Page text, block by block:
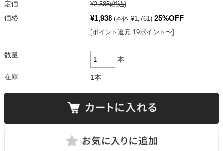
定価: ¥2,585(税込)
価格:
¥1,938 (本体 ¥1,761) 25%OFF
[ポイント還元 19ポイント〜]
数量:
本
在庫: 1本